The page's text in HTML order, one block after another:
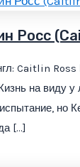
Росс
Caitlin
на виду
но
[…]